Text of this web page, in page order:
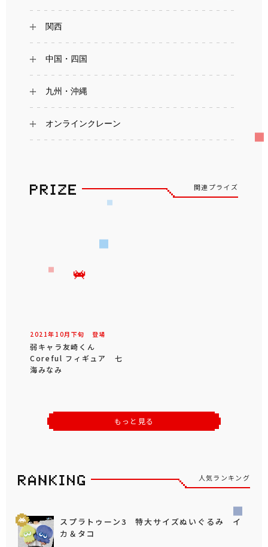
関西
中国・四国
九州・沖縄
オンラインクレーン
関連プライズ
2021年 10月 下旬 登場
弱キャラ友崎くん
Coreful フィギュア 七
海みなみ
もっと見る
人気ランキング
スプラトゥーン3 特大サイズぬいぐるみ イ
カ＆タコ